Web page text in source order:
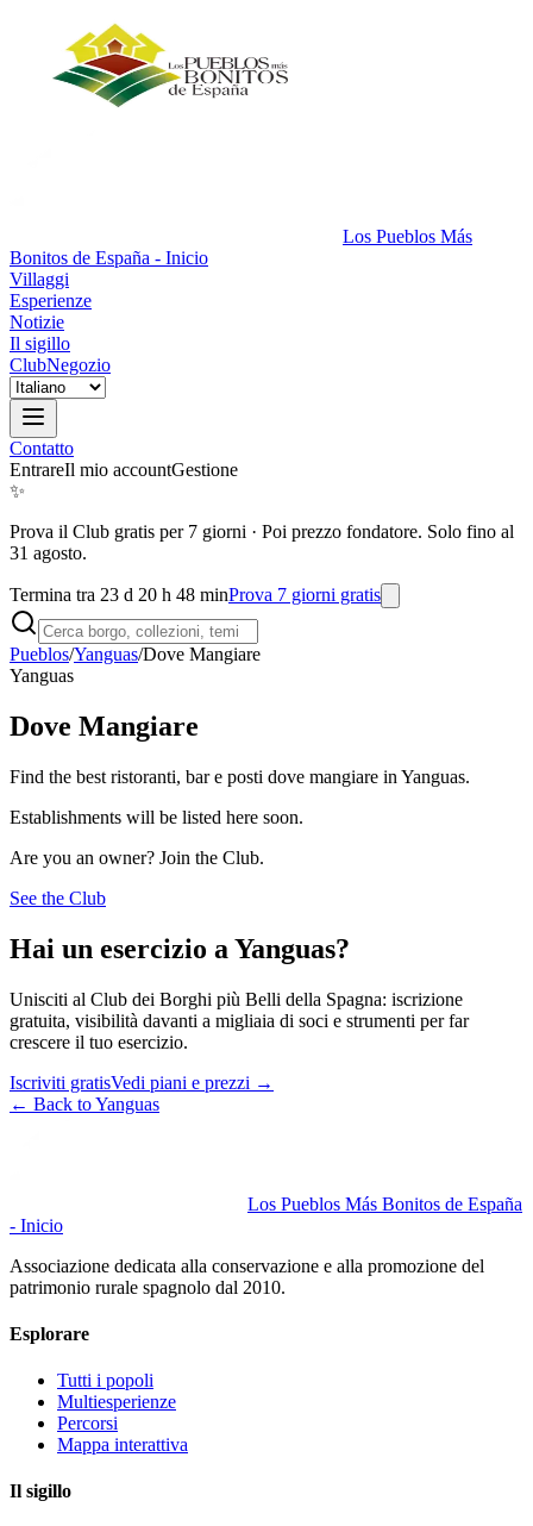
Los Pueblos Más
Bonitos de España - Inicio
Villaggi
Esperienze
Notizie
Il sigillo
ClubNegozio
Contatto
EntrareIl mio accountGestione
✨
Prova il Club gratis per 7 giorni · Poi prezzo fondatore. Solo fino al
31 agosto.
Termina tra 23 d 20 h 48 minProva 7 giorni gratis
Pueblos/Yanguas/Dove Mangiare
Yanguas
Dove Mangiare
Find the best ristoranti, bar e posti dove mangiare in Yanguas.
Establishments will be listed here soon.
Are you an owner? Join the Club.
See the Club
Hai un esercizio a Yanguas?
Unisciti al Club dei Borghi più Belli della Spagna: iscrizione
gratuita, visibilità davanti a migliaia di soci e strumenti per far
crescere il tuo esercizio.
Iscriviti gratisVedi piani e prezzi →
← Back to Yanguas
Los Pueblos Más Bonitos de España
- Inicio
Associazione dedicata alla conservazione e alla promozione del
patrimonio rurale spagnolo dal 2010.
Esplorare
Tutti i popoli
Multiesperienze
Percorsi
Mappa interattiva
Il sigillo